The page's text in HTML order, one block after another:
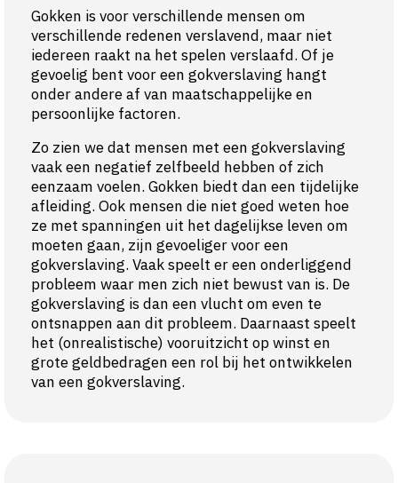
Gokken is voor verschillende mensen om
verschillende redenen verslavend, maar niet
iedereen raakt na het spelen verslaafd. Of je
gevoelig bent voor een gokverslaving hangt
onder andere af van maatschappelijke en
persoonlijke factoren.
Zo zien we dat mensen met een gokverslaving
vaak een negatief zelfbeeld hebben of zich
eenzaam voelen. Gokken biedt dan een tijdelijke
afleiding. Ook mensen die niet goed weten hoe
ze met spanningen uit het dagelijkse leven om
moeten gaan, zijn gevoeliger voor een
gokverslaving. Vaak speelt er een onderliggend
probleem waar men zich niet bewust van is. De
gokverslaving is dan een vlucht om even te
ontsnappen aan dit probleem. Daarnaast speelt
het (onrealistische) vooruitzicht op winst en
grote geldbedragen een rol bij het ontwikkelen
van een gokverslaving.